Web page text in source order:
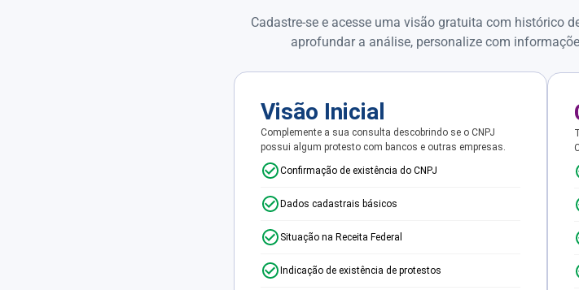
Cadastre-se e acesse uma visão gratuita com histórico
aprofundar a análise, personalize com
Visão Inicial
Complemente a sua consulta descobrindo se o CNPJ
possui algum protesto com bancos e outras empresas.
Confirmação de existência do CNPJ
Dados cadastrais básicos
Situação na Receita Federal
Indicação de existência de protestos